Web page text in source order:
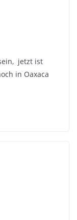
jetzt ist
in Oaxaca